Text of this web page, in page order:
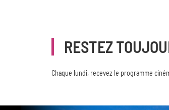
RESTEZ
Chaque lundi, recevez le programme